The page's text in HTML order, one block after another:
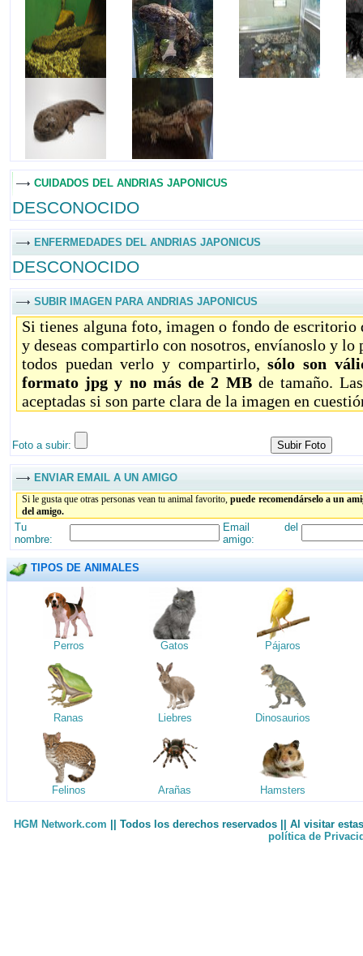
CUIDADOS DEL ANDRIAS JAPONICUS
DESCONOCIDO
ENFERMEDADES DEL ANDRIAS JAPONICUS
DESCONOCIDO
SUBIR IMAGEN PARA ANDRIAS JAPONICUS
Si tienes alguna foto, imagen o fondo de escritorio
y deseas compartirlo con nosotros, envíanoslo y lo
todos puedan verlo y compartirlo,sólo son
formato jpg y no más de 2 MBde tamaño.
aceptadas si son parte clara de la imagen en
Foto a subir:
ENVIAR EMAIL A UN AMIGO
Si le gusta que otras personas vean tu animal favorito,puede recomendárselo a un
del amigo.
Tu
nombre:
Email del
amigo:
TIPOS DE ANIMALES
Perros Gatos Pájaros
Ranas Liebres Dinosaurios
Felinos Arañas Hamsters
HGM Network.com || Todos los derechos reservados || Al visitar
política de